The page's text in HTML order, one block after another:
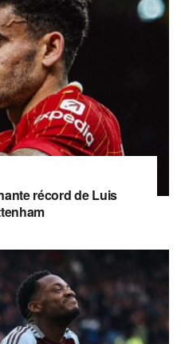
récord de Luis